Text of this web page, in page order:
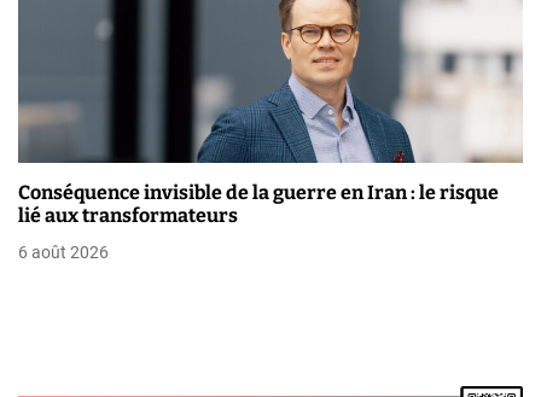
Conséquence invisible de la guerre en Iran : le risque
lié aux transformateurs
6 août 2026